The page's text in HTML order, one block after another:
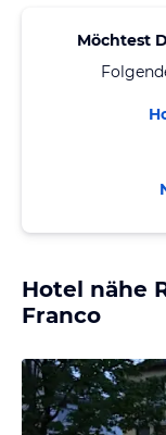
Möchtest
Hotel nähe
Franco